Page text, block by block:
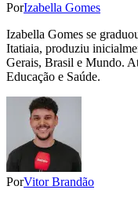
PorIzabella Gomes
Izabella Gomes se
Itatiaia, produziu
Gerais, Brasil e Mundo.
Educação e Saúde.
PorVitor Brandão